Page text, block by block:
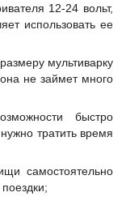
12-24 вольт,
использовать ее
мультиварку
не займет много
быстро
тратить время
самостоятельно